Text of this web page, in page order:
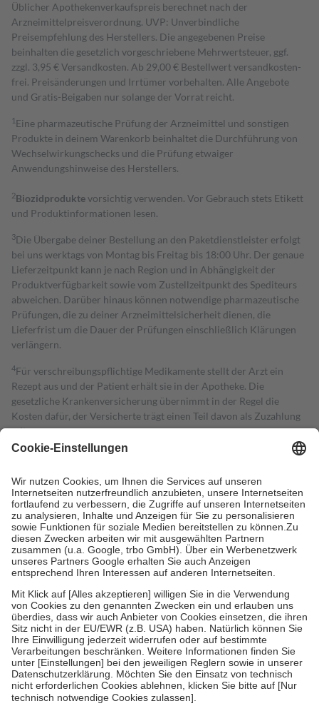
Üblicher Apothekenverkaufspreis berechnet nach der
Arzneimittelpreisverordnung. UVP: Unverbindliche
Preisempfehlung des Herstellers. Die angegebenen Preise
beinhalten die gesetzlich vorgeschriebene Mehrwertsteuer, ggf.
zzgl. 3,95 € Versandkosten. Ab 29,00 € Bestell­wert versand­kosten­
frei. Preisänderungen und Irrtümer vorbehalten. Alle Angebote
und Gratis-Beigaben nur solange der Vorrat reicht.
1 Eine pharmazeutische Prüfung der Arzneimittel und sonstigen
Produkte in deinem Warenkorb beinhaltet die Durchführung von
Wechselwirkungschecks und die Prüfung etwaiger
Anwendungshinweise des Herstellers.
2Biozidproduktevorsichtig verwenden. Vor Gebrauch stets Etikett
und Produktinformationen lesen.
3Die Übergabe deiner Bestellung an den Paketdienstleister erfolgt
bei uns werktags von Montag bis Freitag bis 18:00 Uhr. Der genaue
Lieferzeitpunkt kann je nach Region und in Abhängigkeit der
Produktverfügbarkeit sowie vom Zustellzeitpunkt des Spediteurs
abweichen. Darüber hinaus können notwendige pharmazeutische
Prüfungen, die zu deiner Arzneimittelsicherheit dienen, die
Lieferfrist um die Dauer der Prüfungen einschließlich Klärungen
verlängern.
4Für verschreibungspflichtige Medikamente stellt der Arzt ein
Rezept aus und der Patient erhält sie in der Apotheke. Die
gesetzliche Krankenversicherung übernimmt in der Regel die
Kosten dafür, der Versicherte trägt einen Teil davon als Zuzahlung
mit.
Grundsätzlich leisten Mitglieder Zuzahlungen in Höhe von zehn
höchstens zehn Euro.
Es sind jedoch nie mehr als die tatsächlichen
Kosten der Leistung zu entrichten.
Diese Regeln gelten grundsätzlich auch für Online-Apotheken.
Bei Heilmitteln und häuslicher Krankenpflege beträgt die
Zuzahlung zehn Prozent der Kosten sowie zehn Euro je
Verordnung.
Um das Engagement der Versicherten für ihre eigene Gesundheit zu
stärken und die besondere Stellung der Familie zu unterstützen,
fallenkeine Zuzahlungenan bei:
• Kindern und Jugendlichen bis zum vollendeten 18. Lebensjahr
mit Ausnahme der Fahrkosten
• Untersuchungen zur Vorsorge und Früherkennung, die von der
GKV getragen werden
• empfohlenen Schutzimpfungen
• Harn- und Blutteststreifen